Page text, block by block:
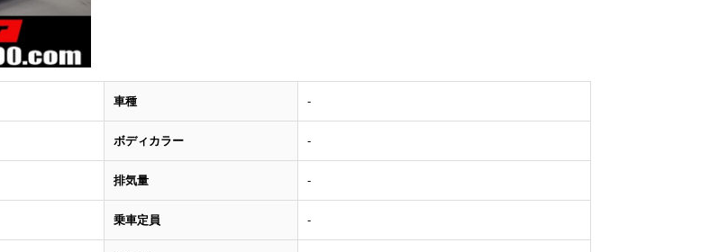
車種 -
ボディカラー -
排気量 -
乗車定員 -